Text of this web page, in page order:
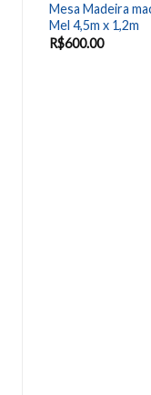
Mesa Madeira
Mel 4,5m x 1,2m
R$600.00